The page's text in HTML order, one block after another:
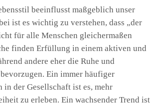
beeinflusst maßgeblich unser
ist es wichtig zu verstehen, dass „der
für alle Menschen gleichermaßen
finden Erfüllung in einem aktiven und
andere eher die Ruhe und
Ein immer häufiger
in der Gesellschaft ist es, mehr
zu erleben. Ein wachsender Trend ist